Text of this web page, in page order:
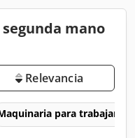
mano
Relevancia
para trabajar la